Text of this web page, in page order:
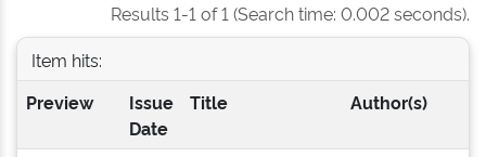
Results 1-1 of 1 (Search time: 0.002 seconds).
Item hits:
Preview
Issue
Date
Title Author(s)